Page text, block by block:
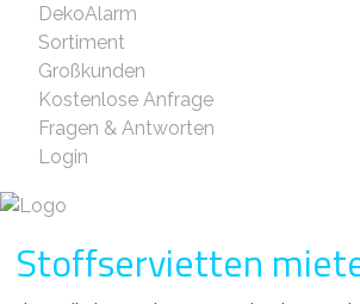
DekoAlarm
Sortiment
Großkunden
Kostenlose Anfrage
Fragen & Antworten
Login
Stoffservietten